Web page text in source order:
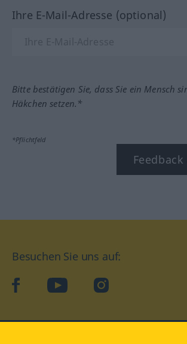
Ihre E-Mail-Adresse (optional)
Bitte bestätigen Sie, dass Sie ein Mensch
Häkchen setzen.*
*Pflichtfeld
Besuchen Sie uns auf:
facebookYouTube Instagram